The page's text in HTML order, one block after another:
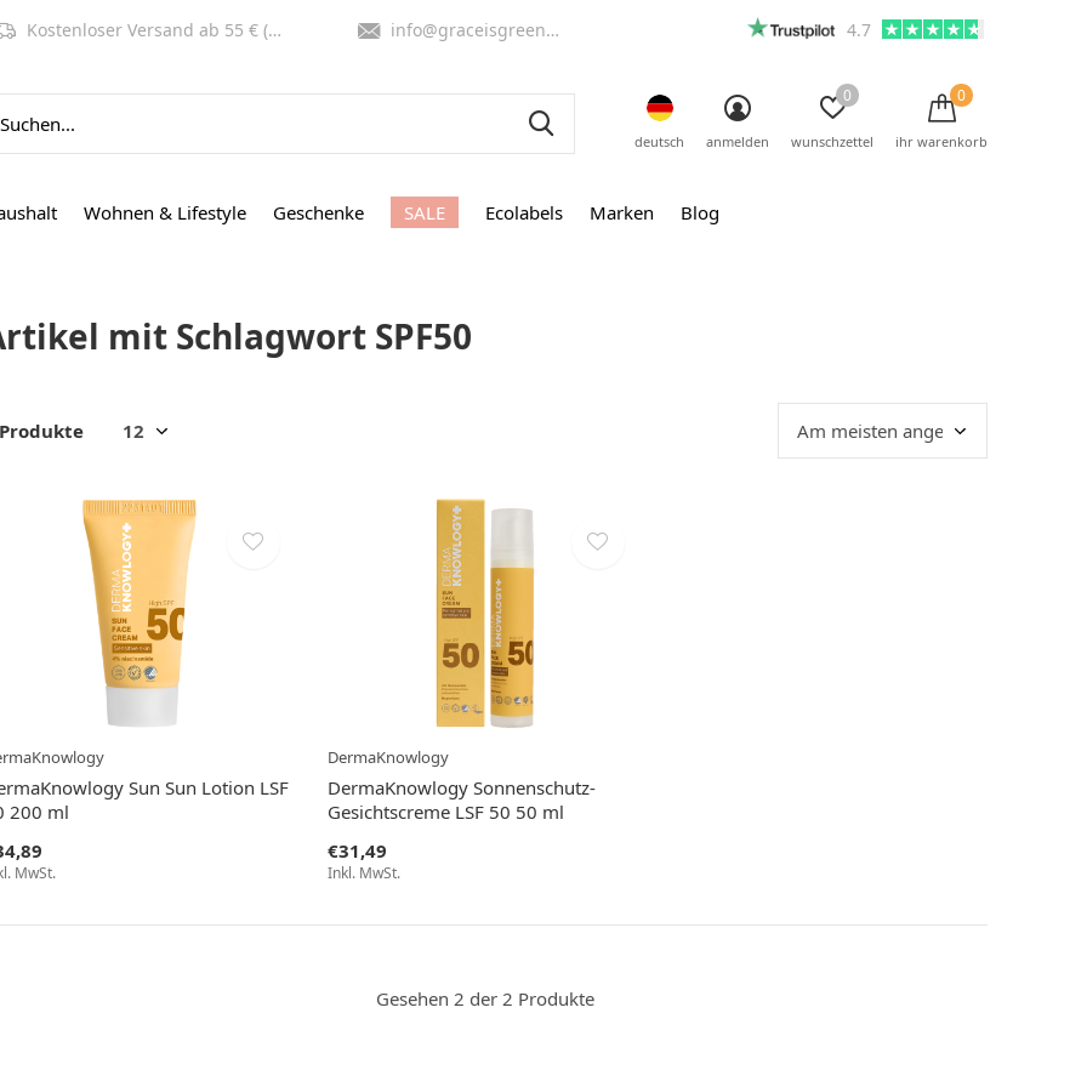
Wohnen & Lifestyle Geschenke SALE Ecolabels Marken Blog
deutsch anmelden wunschzettel
0
ihr warenkorb
0
Kostenloser Versand ab 55 € (NL, BE) info@graceisgreen.com 4.7
mit Schlagwort SPF50
Sun Sun Lotion LSF
200 ml
MwSt.
DermaKnowlogy
DermaKnowlogy Sonnenschutz-
Gesichtscreme LSF 50 50 ml
€31,49
Inkl. MwSt.
Gesehen 2 der 2 Produkte